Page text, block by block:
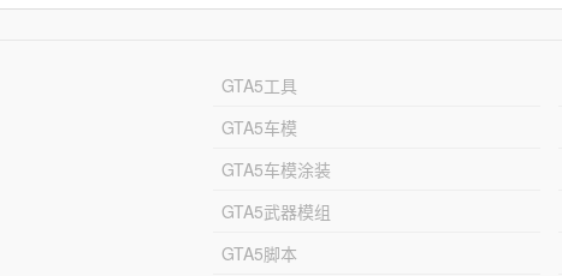
GTA5工具
GTA5车模
GTA5车模涂装
GTA5武器模组
GTA5脚本